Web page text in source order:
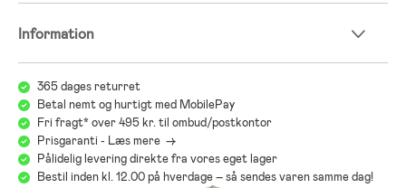
Information
365 dages returret
Betal nemt og hurtigt med MobilePay
Fri fragt* over 495 kr. til ombud/postkontor
Prisgaranti - Læs mere ->
Pålidelig levering direkte fra vores eget lager
Bestil inden kl. 12.00 på hverdage – så sendes varen samme dag!